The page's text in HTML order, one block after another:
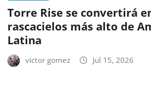
Torre Rise se convertirá
rascacielos más alto de
Latina
victor gomez Jul 15, 2026